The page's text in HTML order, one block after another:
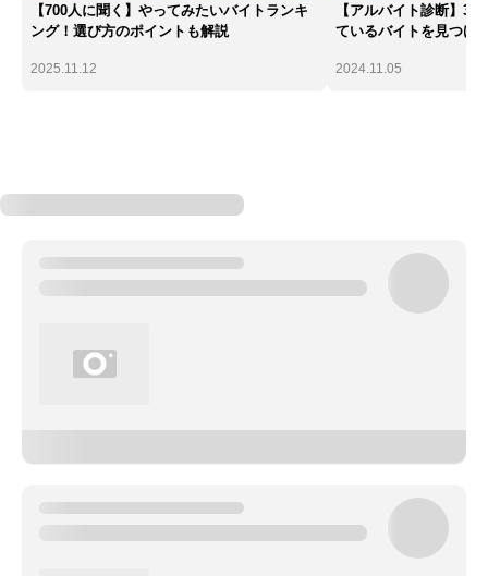
【700人に聞く】やってみたいバイトランキ
ング！選び方のポイントも解説
2025.11.12
【アルバイト診断】
ているバイトを見つけ
2024.11.05